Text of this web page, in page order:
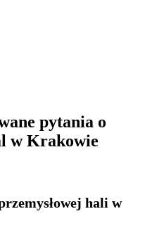
pytania o
w Krakowie
hali w